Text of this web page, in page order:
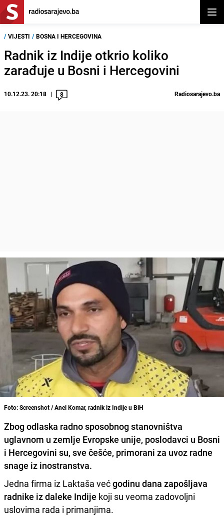
/ VIJESTI / BOSNA I HERCEGOVINA
Radnik iz Indije otkrio koliko
zarađuje u Bosni i Hercegovini
10.12.23. 20:18 8 Radiosarajevo.ba
Foto: Screenshot / Anel Komar, radnik iz Indije u BiH
Zbog odlaska radno sposobnog stanovništva
uglavnom u zemlje Evropske unije, poslodavci u Bosni
i Hercegovini su, sve češće, primorani za uvoz radne
snage iz inostranstva.
Jedna firma iz Laktaša većgodinu dana zapošljava
radnike iz daleke Indije koji su veoma zadovoljni
uslovima rada i primanjima.